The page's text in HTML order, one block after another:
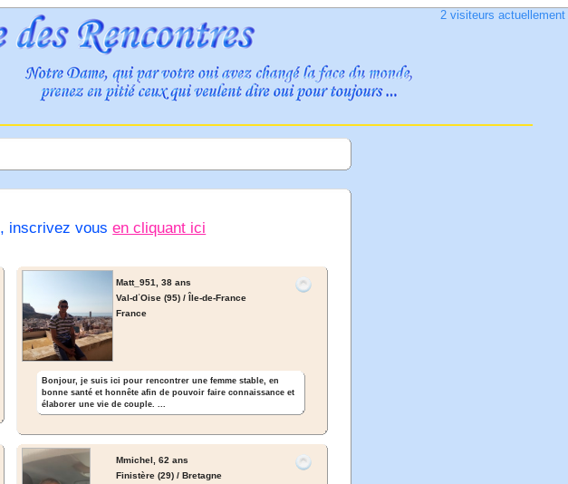
2 visiteurs actuellement
, inscrivez vousen cliquant ici
Matt_951,
38 ans
Val-dʾOise (95) / Île-de-France
France
Bonjour, je suis ici pour rencontrer une femme stable, en
bonne santé et honnête afin de pouvoir faire connaissance et
élaborer une vie de couple. ...
Mmichel,
62 ans
Finistère (29) / Bretagne